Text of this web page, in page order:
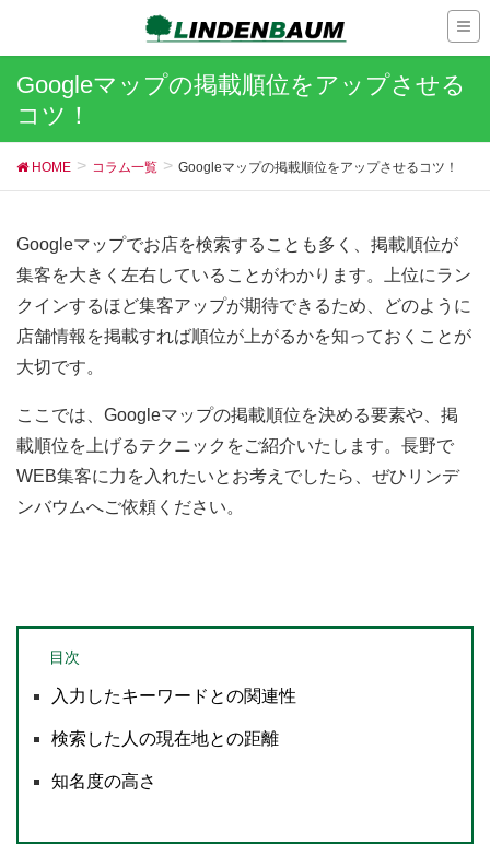
Googleマップの掲載順位をアップさせる
コツ！
HOME コラム一覧 Googleマップの掲載順位をアップさせるコツ！
Googleマップでお店を検索することも多く、掲載順位が
集客を大きく左右していることがわかります。上位にラン
クインするほど集客アップが期待できるため、どのように
店舗情報を掲載すれば順位が上がるかを知っておくことが
大切です。
ここでは、Googleマップの掲載順位を決める要素や、掲
載順位を上げるテクニックをご紹介いたします。長野で
WEB集客に力を入れたいとお考えでしたら、ぜひリンデ
ンバウムへご依頼ください。
目次
入力したキーワードとの関連性
検索した人の現在地との距離
知名度の高さ